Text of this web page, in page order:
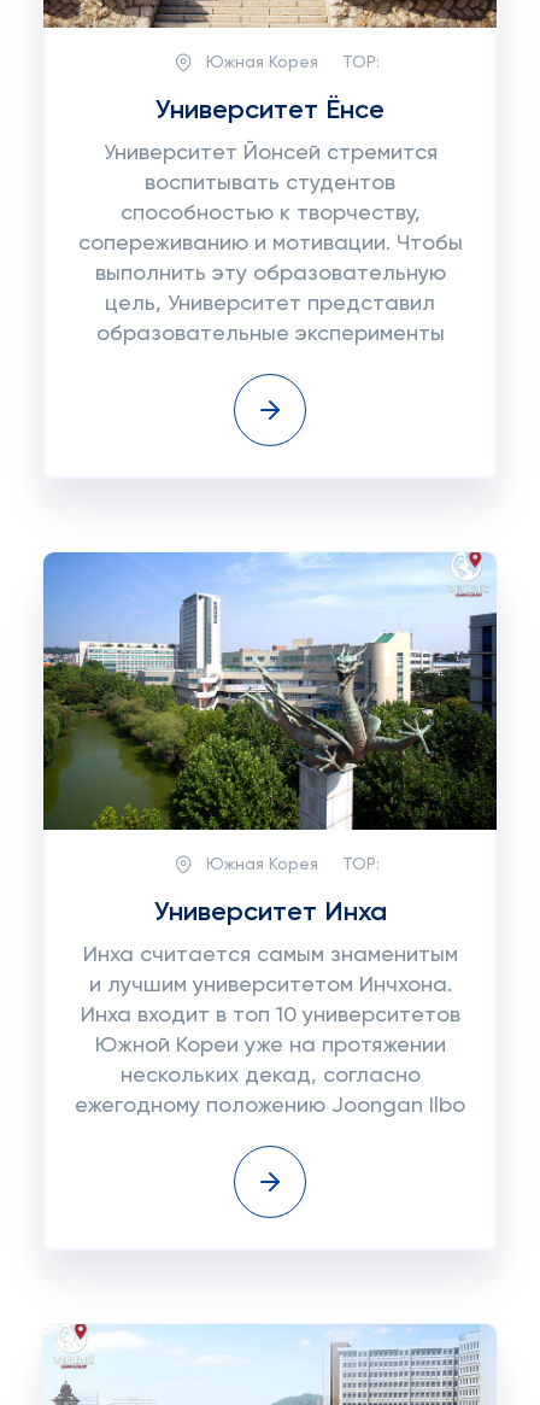
Южная Корея TOP:
Университет Ёнсе
Университет Йонсей стремится
воспитывать студентов
способностью к творчеству,
сопереживанию и мотивации. Чтобы
выполнить эту образовательную
цель, Университет представил
образовательные эксперименты
Южная Корея TOP:
Университет Инха
Инха считается самым знаменитым
и лучшим университетом Инчхона.
Инха входит в топ 10 университетов
Южной Кореи уже на протяжении
нескольких декад, согласно
ежегодному положению Joongan Ilbo